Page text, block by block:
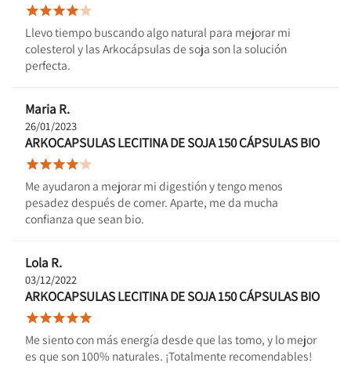

Llevo tiempo buscando algo natural para mejorar mi
colesterol y las Arkocápsulas de soja son la solución
perfecta.
Maria R.
26/01/2023
ARKOCAPSULAS LECITINA DE SOJA 150 CÁPSULAS BIO

Me ayudaron a mejorar mi digestión y tengo menos
pesadez después de comer. Aparte, me da mucha
confianza que sean bio.
Lola R.
03/12/2022
ARKOCAPSULAS LECITINA DE SOJA 150 CÁPSULAS BIO

Me siento con más energía desde que las tomo, y lo mejor
es que son 100% naturales. ¡Totalmente recomendables!